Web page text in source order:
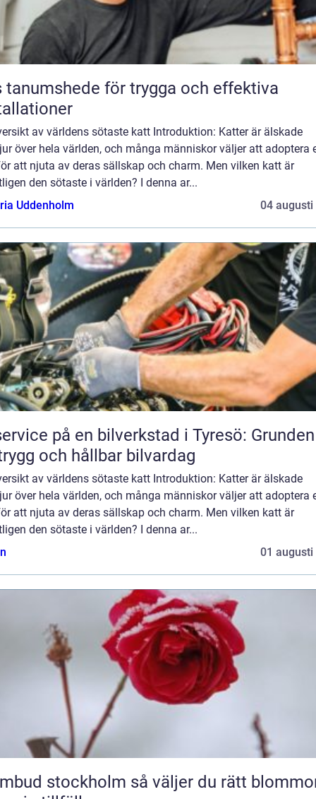
tanumshede för trygga och effektiva
av världens sötaste katt Introduktion: Katter är älskade
över hela världen, och många människor väljer att adoptera
att njuta av deras sällskap och charm. Men vilken katt är
den sötaste i världen? I denna ar...
Uddenholm
04 augusti
på en bilverkstad i Tyresö:
och hållbar bilvardag
av världens sötaste katt Introduktion: Katter är älskade
över hela världen, och många människor väljer att adoptera
att njuta av deras sällskap och charm. Men vilken katt är
den sötaste i världen? I denna ar...
01 augusti
stockholm så väljer du rätt blommor